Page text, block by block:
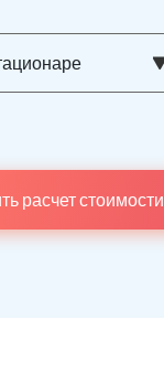
расчет стоимости